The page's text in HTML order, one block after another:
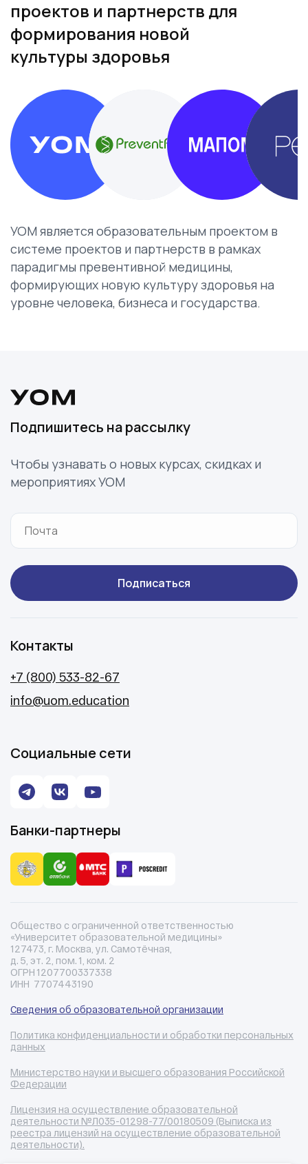
проектов и партнерств для
формирования новой
культуры здоровья
УОМ является образовательным проектом в
системе проектов и партнерств в рамках
парадигмы превентивной медицины,
формирующих новую культуру здоровья на
уровне человека, бизнеса и государства.
Подпишитесь на рассылку
Чтобы узнавать о новых курсах, скидках и
мероприятиях УОМ
Подписаться
Контакты
Социальные сети
Банки-партнеры
+7 (800) 533-82-67
info@uom.education
Общество с ограниченной ответственностью
«Университет образовательной медицины»
127473, г. Москва, ул. Самотёчная,
д. 5, эт. 2, пом. 1, ком. 2
ОГРН 1207700337338
ИНН 7707443190
Сведения об образовательной организации
Политика конфиденциальности и обработки персональных
данных
Министерство науки и высшего образования Российской
Федерации
Лицензия на осуществление образовательной
деятельности №Л035-01298-77/00180509 (Выписка из
реестра лицензий на осуществление образовательной
деятельности).